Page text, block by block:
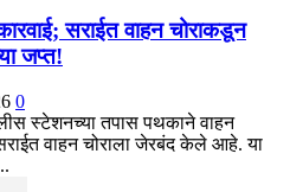
सराईत वाहन चोराकडून
जप्त!
0
स्टेशनच्या तपास पथकाने वाहन
वाहन चोराला जेरबंद केले आहे. या